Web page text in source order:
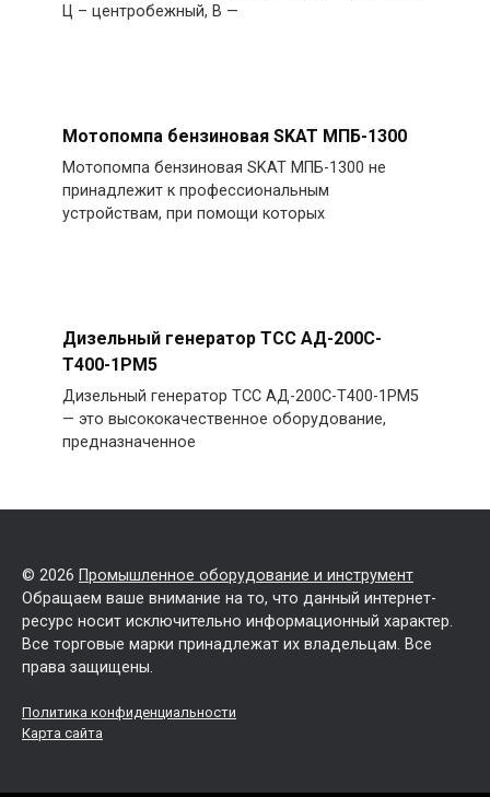
Ц – центробежный, В —
Мотопомпа бензиновая SKAT МПБ-1300
Мотопомпа бензиновая SKAT МПБ-1300 не
принадлежит к профессиональным
устройствам, при помощи которых
Дизельный генератор ТСС АД-200С-
Т400-1РМ5
Дизельный генератор ТСС АД-200С-Т400-1РМ5
— это высококачественное оборудование,
предназначенное
© 2026 Промышленное оборудование и инструмент
Обращаем ваше внимание на то, что данный интернет-
ресурс носит исключительно информационный характер.
Все торговые марки принадлежат их владельцам. Все
права защищены.
Политика конфиденциальности
Карта сайта